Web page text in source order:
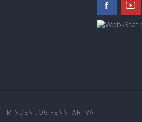
- MINDEN JOG FENNTARTVA